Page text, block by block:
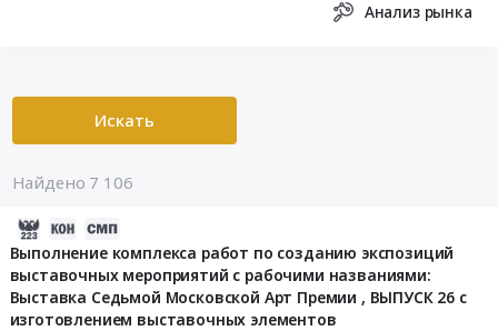
Анализ рынка
Искать
Найдено 7 106
Выполнение комплекса работ по созданию экспозиций
выставочных мероприятий с рабочими названиями:
Выставка Седьмой Московской Арт Премии , ВЫПУСК 26 с
изготовлением выставочных элементов